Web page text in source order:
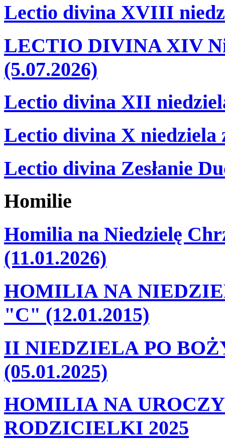
Lectio divina XVIII
LECTIO DIVINA XIV
(5.07.2026)
Lectio divina XII
Lectio divina X niedziela
Lectio divina Zesłanie
Homilie
Homilia na Niedzielę
(11.01.2026)
HOMILIA NA
"C" (12.01.2015)
II NIEDZIELA PO
(05.01.2025)
HOMILIA NA
RODZICIELKI 2025